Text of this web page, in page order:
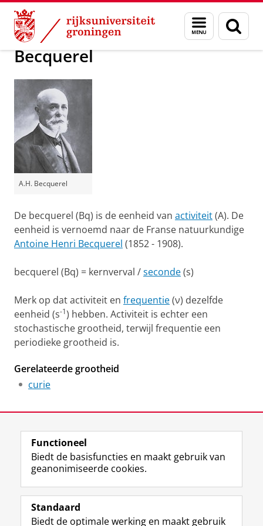
Skip
Content
Skip
Navigation
Menu
en
zoeken
Groningen Academy for Radiation Protection
Becquerel
A.H. Becquerel
De becquerel (Bq) is de eenheid van activiteit(A). De
eenheid is vernoemd naar de Franse natuurkundige
Antoine Henri Becquerel (1852 - 1908).
becquerel (Bq) = kernverval /seconde(s)
Merk op dat activiteit en frequentie(ν) dezelfde
eenheid (s-1) hebben. Activiteit is echter een
stochastische grootheid, terwijl frequentie een
periodieke grootheid is.
Gerelateerde grootheid
curie
View this page in:English
Volg de RUG
F
a
L
i
R
S
I
n
Y
o
Functioneel
Biedt de basisfuncties en maakt gebruik van
geanonimiseerde cookies.
Standaard
Biedt de optimale werking en maakt gebruik